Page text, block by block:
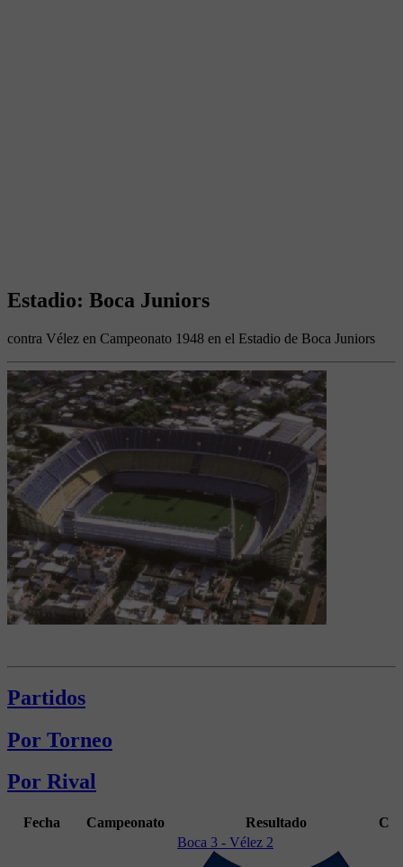
Estadio: Boca Juniors
contra Vélez en Campeonato 1948 en el Estadio de Boca Juniors
Partidos
Por Torneo
Por Rival
Fecha Campeonato Resultado C
Boca 3 - Vélez 2